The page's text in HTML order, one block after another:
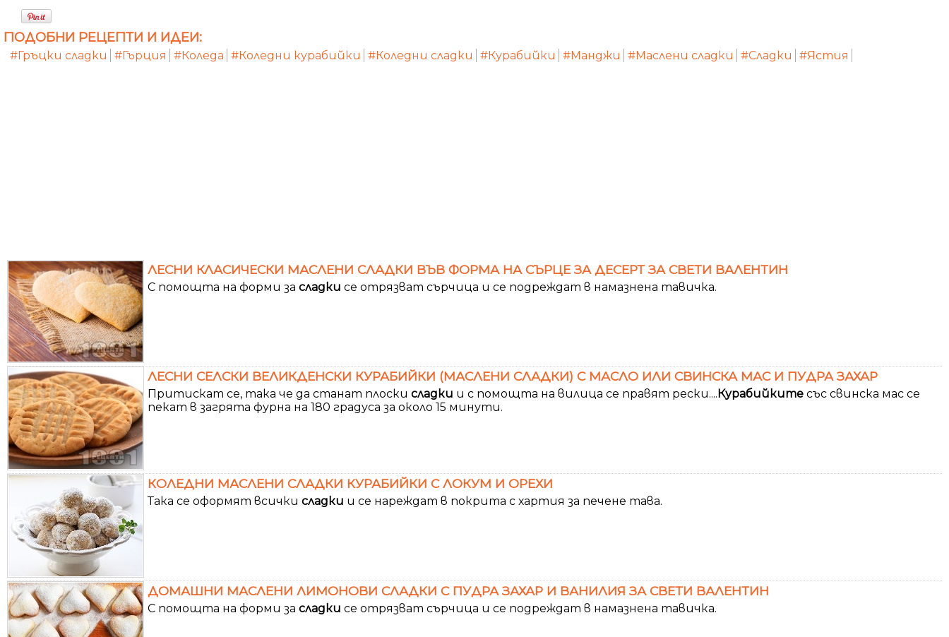
ПОДОБНИ РЕЦЕПТИ И ИДЕИ:
#Гръцки сладки #Гърция #Коледа #Коледни курабийки #Коледни сладки #Курабийки #Манджи #Маслени сладки #Сладки #Ястия
ЛЕСНИ КЛАСИЧЕСКИ МАСЛЕНИ СЛАДКИ ВЪВ ФОРМА НА СЪРЦЕ ЗА ДЕСЕРТ ЗА СВЕТИ ВАЛЕНТИН
С помощта на форми за сладки се отрязват сърчица и се подреждат в намазнена тавичка.
ЛЕСНИ СЕЛСКИ ВЕЛИКДЕНСКИ КУРАБИЙКИ (МАСЛЕНИ СЛАДКИ) С МАСЛО ИЛИ СВИНСКА МАС И ПУДРА ЗАХАР
Притискат се, така че да станат плоски сладки и с помощта на вилица се правят рески....Курабийките със свинска мас се
пекат в загрята фурна на 180 градуса за около 15 минути.
КОЛЕДНИ МАСЛЕНИ СЛАДКИ КУРАБИЙКИ С ЛОКУМ И ОРЕХИ
Така се оформят всички сладки и се нареждат в покрита с хартия за печене тава.
ДОМАШНИ МАСЛЕНИ ЛИМОНОВИ СЛАДКИ С ПУДРА ЗАХАР И ВАНИЛИЯ ЗА СВЕТИ ВАЛЕНТИН
С помощта на форми за сладки се отрязват сърчица и се подреждат в намазнена тавичка.